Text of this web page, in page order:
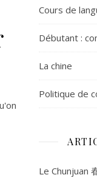
Cours de
Débutant :
La chine
Politique de
Le Chunjuan